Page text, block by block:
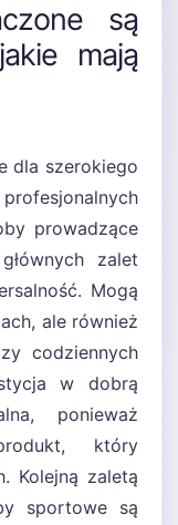
są
mają
dla szerokiego
prowadzące
zalet
Mogą
ale również
codziennych
w dobrą
ponieważ
który
Kolejną zaletą
sportowe są